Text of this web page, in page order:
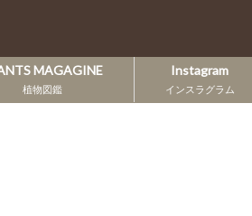
MAGAGINE
植物図鑑
Instagram
インスラグラム